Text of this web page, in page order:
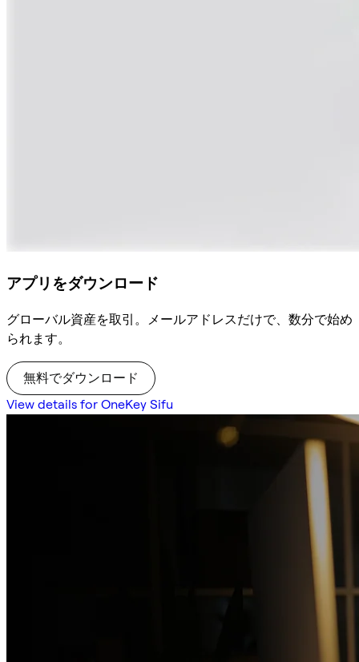
アプリをダウンロード
グローバル資産を取引。メールアドレスだけで、数分で始め
られます。
無料でダウンロード
View details for OneKey Sifu